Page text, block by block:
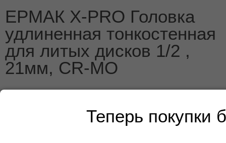
Теперь покупки
ЕРМАК X-PRO Головка
удлиненная тонкостенная
для литых дисков 1/2 ,
21мм, CR-MO